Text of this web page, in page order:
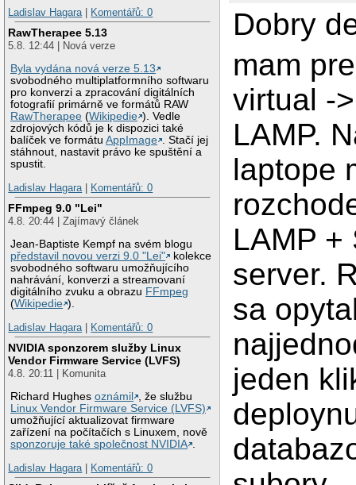
Ladislav Hagara
Komentářů: 0
RawTherapee 5.13
5.8. 12:44 | Nová verze
Byla vydána nová verze 5.13
svobodného multiplatformního softwaru
pro konverzi a zpracování digitálních
fotografií primárně ve formátů RAW
RawTherapee (Wikipedie ). Vedle
zdrojových kódů je k dispozici také
balíček ve formátuAppImage . Stačí jej
stáhnout, nastavit právo ke spuštění a
spustit.
Ladislav Hagara
Komentářů: 0
FFmpeg 9.0 "Lei"
4.8. 20:44 | Zajímavý článek
Jean-Baptiste Kempf na svém blogu
představil novou verzi 9.0 "Lei"
kolekce
svobodného softwaru umožňujícího
nahrávání, konverzi a streamovaní
digitálního zvuku a obrazu FFmpeg
(Wikipedie ).
Ladislav Hagara
Komentářů: 0
NVIDIA sponzorem služby Linux
Vendor Firmware Service (LVFS)
4.8. 20:11 | Komunita
Richard Hughesoznámil
, že službu
Linux Vendor Firmware Service (LVFS)
umožňující aktualizovat firmware
zařízení na počítačích s Linuxem, nově
sponzoruje také společnost NVIDIA .
Ladislav Hagara | Komentářů: 0
Dobry
mam
virtual -
LAMP.
laptope
LAMP +
server.
sa
jeden